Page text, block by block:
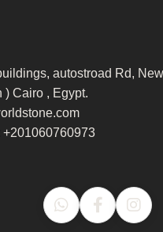
autostroad Rd,
) Cairo , Egypt.
+201060760973